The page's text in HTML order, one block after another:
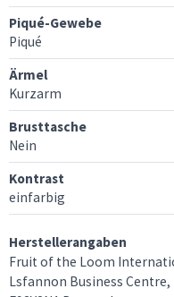
Piqué-Gewebe
Piqué
Ärmel
Kurzarm
Brusttasche
Nein
Kontrast
einfarbig
Herstellerangaben
Fruit of the Loom
Lsfannon Business Centre,